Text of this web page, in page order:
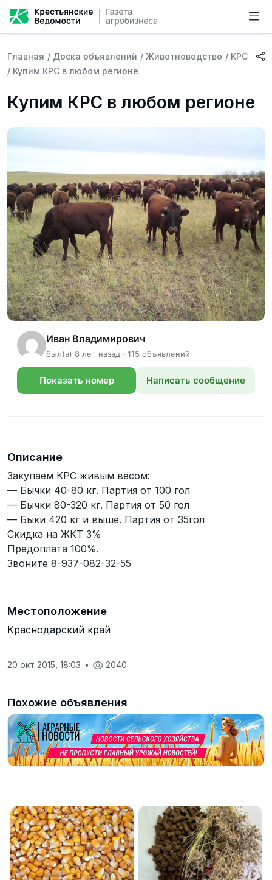
Главная / Доска объявлений / Животноводство / КРС
/ Купим КРС в любом регионе
Купим КРС в любом регионе
Иван Владимирович
был(а) 8 лет назад · 115 объявлений
Показать номер Написать сообщение
Описание
Закупаем КРС живым весом:
— Бычки 40-80 кг. Партия от 100 гол
— Бычки 80-320 кг. Партия от 50 гол
— Быки 420 кг и выше. Партия от 35гол
Скидка на ЖКТ 3%
Предоплата 100%.
Звоните 8-937-082-32-55
Местоположение
Краснодарский край
20 окт 2015, 18:03 • 2040
Похожие объявления